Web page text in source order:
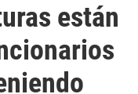
están